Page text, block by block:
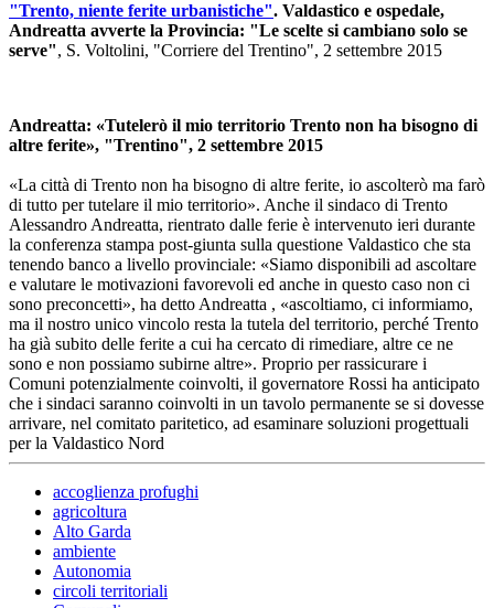
"Trento, niente ferite urbanistiche". Valdastico e ospedale,
Andreatta avverte la Provincia: "Le scelte si cambiano solo se
serve", S. Voltolini, "Corriere del Trentino", 2 settembre 2015
Andreatta: «Tutelerò il mio territorio Trento non ha bisogno di
altre ferite», "Trentino", 2 settembre 2015
«La città di Trento non ha bisogno di altre ferite, io ascolterò ma farò
di tutto per tutelare il mio territorio». Anche il sindaco di Trento
Alessandro Andreatta, rientrato dalle ferie è intervenuto ieri durante
la conferenza stampa post-giunta sulla questione Valdastico che sta
tenendo banco a livello provinciale: «Siamo disponibili ad ascoltare
e valutare le motivazioni favorevoli ed anche in questo caso non ci
sono preconcetti», ha detto Andreatta , «ascoltiamo, ci informiamo,
ma il nostro unico vincolo resta la tutela del territorio, perché Trento
ha già subito delle ferite a cui ha cercato di rimediare, altre ce ne
sono e non possiamo subirne altre». Proprio per rassicurare i
Comuni potenzialmente coinvolti, il governatore Rossi ha anticipato
che i sindaci saranno coinvolti in un tavolo permanente se si dovesse
arrivare, nel comitato paritetico, ad esaminare soluzioni progettuali
per la Valdastico Nord
accoglienza profughi
agricoltura
Alto Garda
ambiente
Autonomia
circoli territoriali